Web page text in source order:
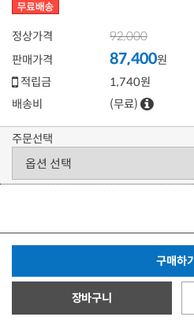
정상가격 92,000
판매가격 87,400원
적립금
1,740원
배송비
(무료)
주문선택
구매하기
장바구니